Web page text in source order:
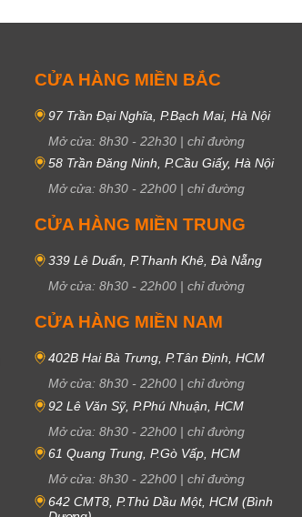
CỬA HÀNG MIỀN BẮC
97 Trần Đại Nghĩa, P.Bạch Mai, Hà Nội
Mở cửa: 8h30 - 22h30 | chỉ đường
58 Trần Đăng Ninh, P.Cầu Giấy, Hà Nội
Mở cửa: 8h30 - 22h00 | chỉ đường
CỬA HÀNG MIỀN TRUNG
339 Lê Duẩn, P.Thanh Khê, Đà Nẵng
Mở cửa: 8h30 - 22h00 | chỉ đường
CỬA HÀNG MIỀN NAM
402B Hai Bà Trưng, P.Tân Định, HCM
Mở cửa: 8h30 - 22h00 | chỉ đường
92 Lê Văn Sỹ, P.Phú Nhuận, HCM
Mở cửa: 8h30 - 22h00 | chỉ đường
61 Quang Trung, P.Gò Vấp, HCM
Mở cửa: 8h30 - 22h00 | chỉ đường
642 CMT8, P.Thủ Dầu Một, HCM (Bình